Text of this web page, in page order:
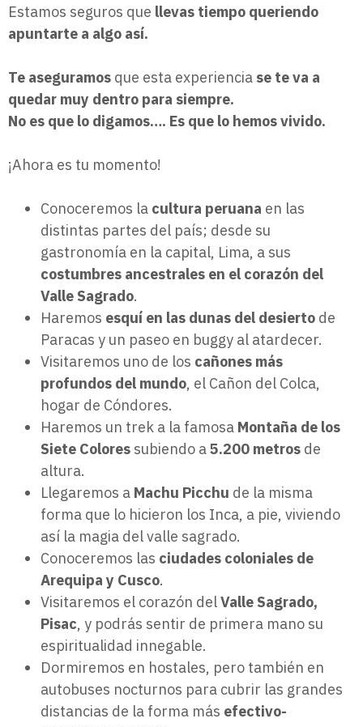
Estamos seguros que llevas tiempo queriendo
apuntarte a algo así.
Te aseguramos que esta experiencia se te va a
quedar muy dentro para siempre.
No es que lo digamos…. Es que lo hemos vivido.
¡Ahora es tu momento!
Conoceremos la cultura peruana en las
distintas partes del país; desde su
gastronomía en la capital, Lima, a sus
costumbres ancestrales en el corazón del
Valle Sagrado.
Haremos esquí en las dunas del desierto de
Paracas y un paseo en buggy al atardecer.
Visitaremos uno de los cañones más
profundos del mundo, el Cañon del Colca,
hogar de Cóndores.
Haremos un trek a la famosa Montaña de los
Siete Colores subiendo a5.200 metros de
altura.
Llegaremos a Machu Picchu de la misma
forma que lo hicieron los Inca, a pie, viviendo
así la magia del valle sagrado.
Conoceremos las ciudades coloniales de
Arequipa y Cusco.
Visitaremos el corazón delValle Sagrado,
Pisac, y podrás sentir de primera mano su
espiritualidad innegable.
Dormiremos en hostales, pero también en
autobuses nocturnos para cubrir las grandes
distancias de la forma más efectivo-